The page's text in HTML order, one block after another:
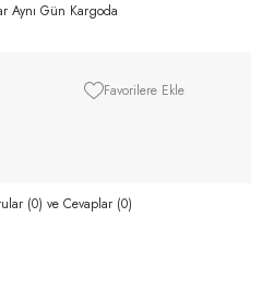
Aynı Gün Kargoda
Favorilere Ekle
(0) ve Cevaplar (0)